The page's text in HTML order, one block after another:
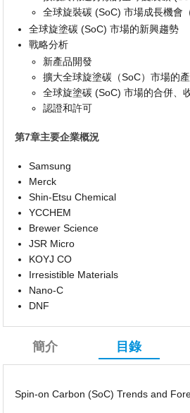
全球旋裝碳 (SoC) 市場成長機會
全球旋塗碳 (SoC) 市場的新興趨勢
戰略分析
新產品開發
擴大全球旋塗碳（SoC）市場的
全球旋塗碳 (SoC) 市場的合併、
認證和許可
第7章主要企業概況
Samsung
Merck
Shin-Etsu Chemical
YCCHEM
Brewer Science
JSR Micro
KOYJ CO
Irresistible Materials
Nano-C
DNF
簡介 目錄
Spin-on Carbon (SoC) Trends and